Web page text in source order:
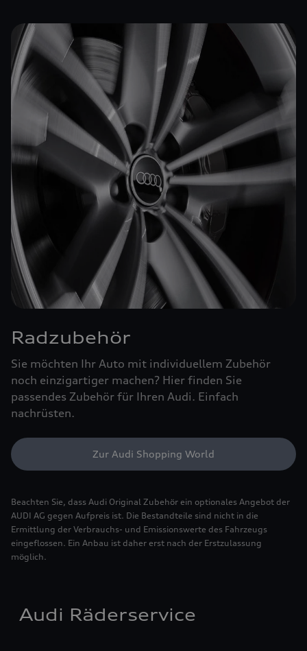
Radzubehör
Sie möchten Ihr Auto mit individuellem Zubehör
noch einzigartiger machen? Hier finden Sie
passendes Zubehör für Ihren Audi. Einfach
nachrüsten.
Zur Audi Shopping World
Beachten Sie, dass Audi Original Zubehör ein optionales Angebot der
AUDI AG gegen Aufpreis ist. Die Bestandteile sind nicht in die
Ermittlung der Verbrauchs- und Emissionswerte des Fahrzeugs
eingeflossen. Ein Anbau ist daher erst nach der Erstzulassung
möglich.
Audi Räderservice